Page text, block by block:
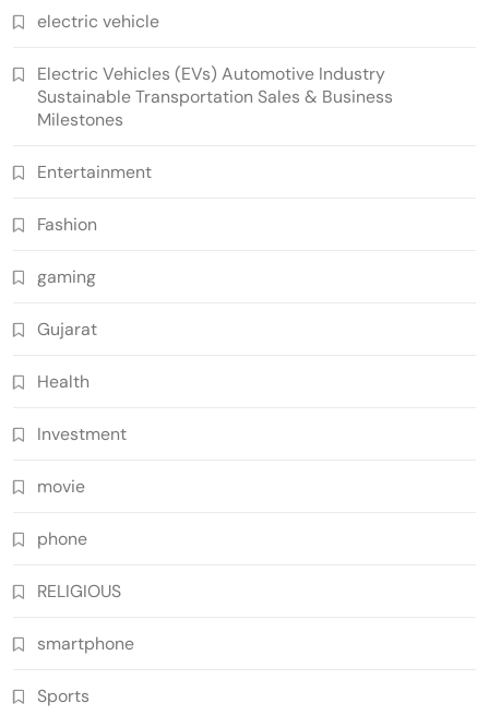
electric vehicle
Electric Vehicles (EVs) Automotive Industry
Sustainable Transportation Sales & Business
Milestones
Entertainment
Fashion
gaming
Gujarat
Health
Investment
movie
phone
RELIGIOUS
smartphone
Sports